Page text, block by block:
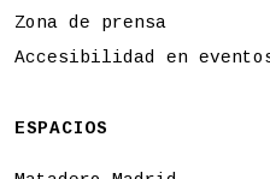
Zona de prensa
Accesibilidad en
ESPACIOS